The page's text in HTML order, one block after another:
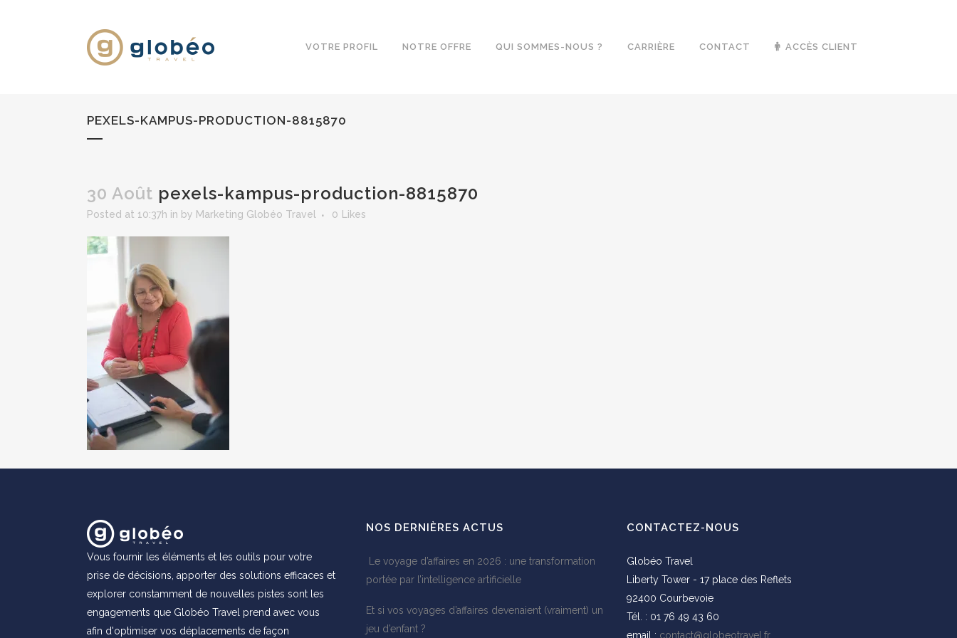
VOTRE PROFIL NOTRE OFFRE QUI SOMMES-NOUS ? CARRIÈRE CONTACT ACCÈS CLIENT
PEXELS-KAMPUS-PRODUCTION-8815870
30 Août pexels-kampus-production-8815870
Posted at 10:37h in by Marketing Globéo Travel 0 Likes
Vous fournir les éléments et les outils pour votre
prise de décisions, apporter des solutions efficaces et
explorer constamment de nouvelles pistes sont les
engagements que Globéo Travel prend avec vous
afin d'optimiser vos déplacements de façon
NOS DERNIÈRES ACTUS
Le voyage d’affaires en 2026 : une transformation
portée par l’intelligence artificielle
Et si vos voyages d’affaires devenaient (vraiment) un
jeu d’enfant ?
CONTACTEZ-NOUS
Globéo Travel
Liberty Tower - 17 place des Reflets
92400 Courbevoie
Tél. : 01 76 49 43 60
email : contact@globeotravel.fr